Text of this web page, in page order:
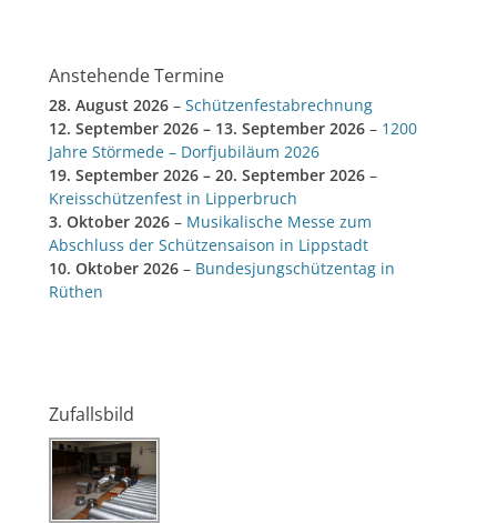
Anstehende Termine
28. August 2026 – Schützenfestabrechnung
12. September 2026 – 13. September 2026 – 1200
Jahre Störmede – Dorfjubiläum 2026
19. September 2026 – 20. September 2026 –
Kreisschützenfest in Lipperbruch
3. Oktober 2026 – Musikalische Messe zum
Abschluss der Schützensaison in Lippstadt
10. Oktober 2026 – Bundesjungschützentag in
Rüthen
Zufallsbild